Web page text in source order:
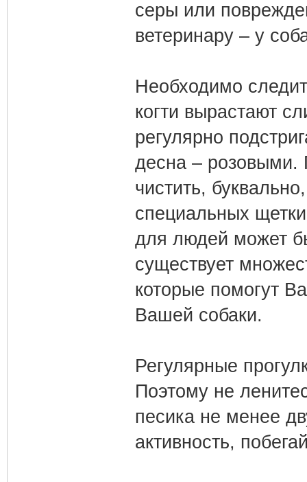
серы или
ветеринару – у
Необходимо
когти вырастают
регулярно
десна – розовыми.
чистить,
специальных
для людей может
существует
которые помогут
Вашей собаки.
Регулярные
Поэтому не
песика не менее
активность,